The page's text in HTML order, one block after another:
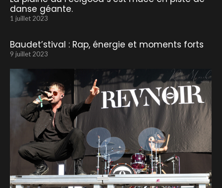
danse géante.
1 juillet 2023
Baudet’stival : Rap, énergie et moments forts
9 juillet 2023